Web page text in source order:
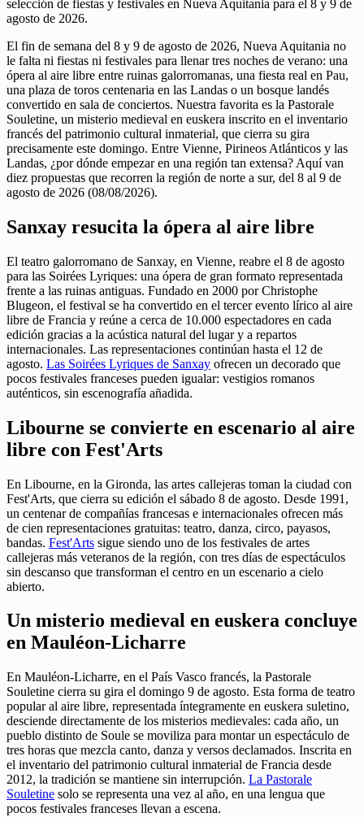
selección de fiestas y festivales en Nueva Aquitania para el 8 y 9 de
agosto de 2026.
El fin de semana del 8 y 9 de agosto de 2026, Nueva Aquitania no
le falta ni fiestas ni festivales para llenar tres noches de verano: una
ópera al aire libre entre ruinas galorromanas, una fiesta real en Pau,
una plaza de toros centenaria en las Landas o un bosque landés
convertido en sala de conciertos. Nuestra favorita es la Pastorale
Souletine, un misterio medieval en euskera inscrito en el inventario
francés del patrimonio cultural inmaterial, que cierra su gira
precisamente este domingo. Entre Vienne, Pirineos Atlánticos y las
Landas, ¿por dónde empezar en una región tan extensa? Aquí van
diez propuestas que recorren la región de norte a sur, del 8 al 9 de
agosto de 2026 (08/08/2026).
Sanxay resucita la ópera al aire libre
El teatro galorromano de Sanxay, en Vienne, reabre el 8 de agosto
para las Soirées Lyriques: una ópera de gran formato representada
frente a las ruinas antiguas. Fundado en 2000 por Christophe
Blugeon, el festival se ha convertido en el tercer evento lírico al aire
libre de Francia y reúne a cerca de 10.000 espectadores en cada
edición gracias a la acústica natural del lugar y a repartos
internacionales. Las representaciones continúan hasta el 12 de
agosto. Las Soirées Lyriques de Sanxay ofrecen un decorado que
pocos festivales franceses pueden igualar: vestigios romanos
auténticos, sin escenografía añadida.
Libourne se convierte en escenario al aire
libre con Fest'Arts
En Libourne, en la Gironda, las artes callejeras toman la ciudad con
Fest'Arts, que cierra su edición el sábado 8 de agosto. Desde 1991,
un centenar de compañías francesas e internacionales ofrecen más
de cien representaciones gratuitas: teatro, danza, circo, payasos,
bandas. Fest'Arts sigue siendo uno de los festivales de artes
callejeras más veteranos de la región, con tres días de espectáculos
sin descanso que transforman el centro en un escenario a cielo
abierto.
Un misterio medieval en euskera concluye
en Mauléon-Licharre
En Mauléon-Licharre, en el País Vasco francés, la Pastorale
Souletine cierra su gira el domingo 9 de agosto. Esta forma de teatro
popular al aire libre, representada íntegramente en euskera suletino,
desciende directamente de los misterios medievales: cada año, un
pueblo distinto de Soule se moviliza para montar un espectáculo de
tres horas que mezcla canto, danza y versos declamados. Inscrita en
el inventario del patrimonio cultural inmaterial de Francia desde
2012, la tradición se mantiene sin interrupción. La Pastorale
Souletine solo se representa una vez al año, en una lengua que
pocos festivales franceses llevan a escena.